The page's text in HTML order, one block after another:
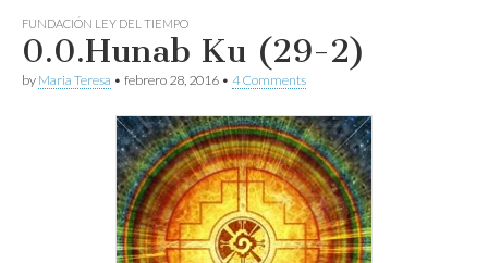
Onda
encantada
FUNDACIÓN LEY DEL TIEMPO
0.0.Hunab Ku (29-2)
by Maria Teresa • febrero 28, 2016 • 4 Comments